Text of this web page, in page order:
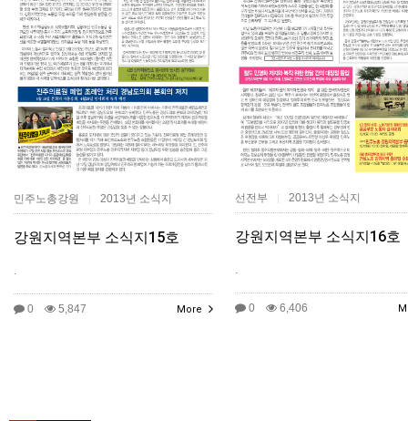
선전부 | 2013년 소식지
강원지역본부 소식지16호
0 6,406
민주노총강원 | 2013년 소식지
강원지역본부 소식지15호
0 5,847 More